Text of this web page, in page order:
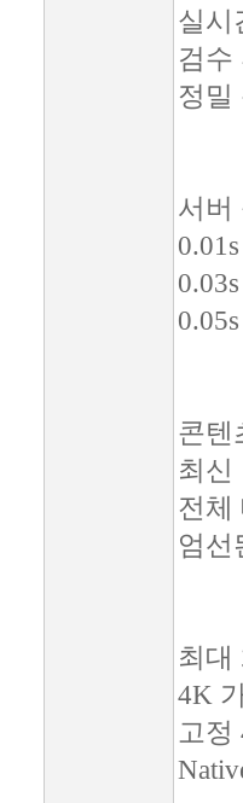
실시
검수
정밀
서버
0.03s
0.05s
콘텐
최신
전체
엄선
최대
4K
고정